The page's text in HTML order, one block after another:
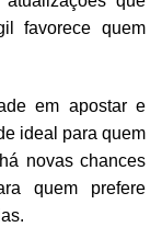
favorece quem
em apostar e
ideal para quem
novas chances
quem prefere